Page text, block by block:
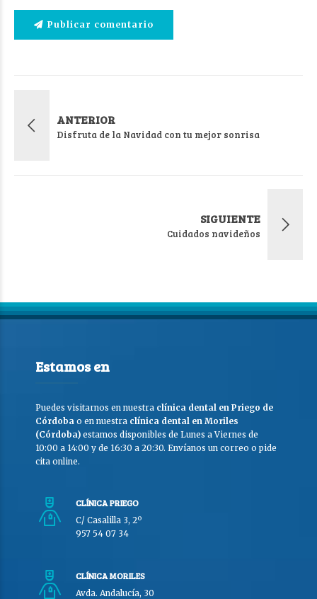
Publicar comentario
ANTERIOR
Disfruta de la Navidad con tu mejor sonrisa
SIGUIENTE
Cuidados navideños
Estamos en
Puedes visitarnos en nuestra clínica dental en Priego de
Córdoba o en nuestra clínica dental en Moriles
(Córdoba) estamos disponibles de Lunes a Viernes de
10:00 a 14:00 y de 16:30 a 20:30. Envíanos un correo o pide
cita online.
CLÍNICA PRIEGO
C/ Casalilla 3, 2º
957 54 07 34
CLÍNICA MORILES
Avda. Andalucía, 30